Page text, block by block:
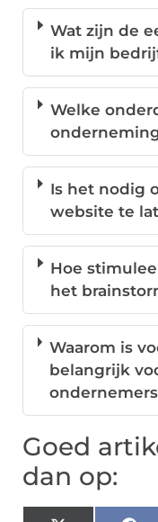
Wat zijn de
ik mijn
Welke
Is het nodig
website te
Hoe
het
Waarom is
belangrijk
Goed
dan op: